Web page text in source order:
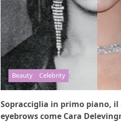
Beauty
Celebrity
Sopracciglia in primo piano, il
eyebrows come Cara